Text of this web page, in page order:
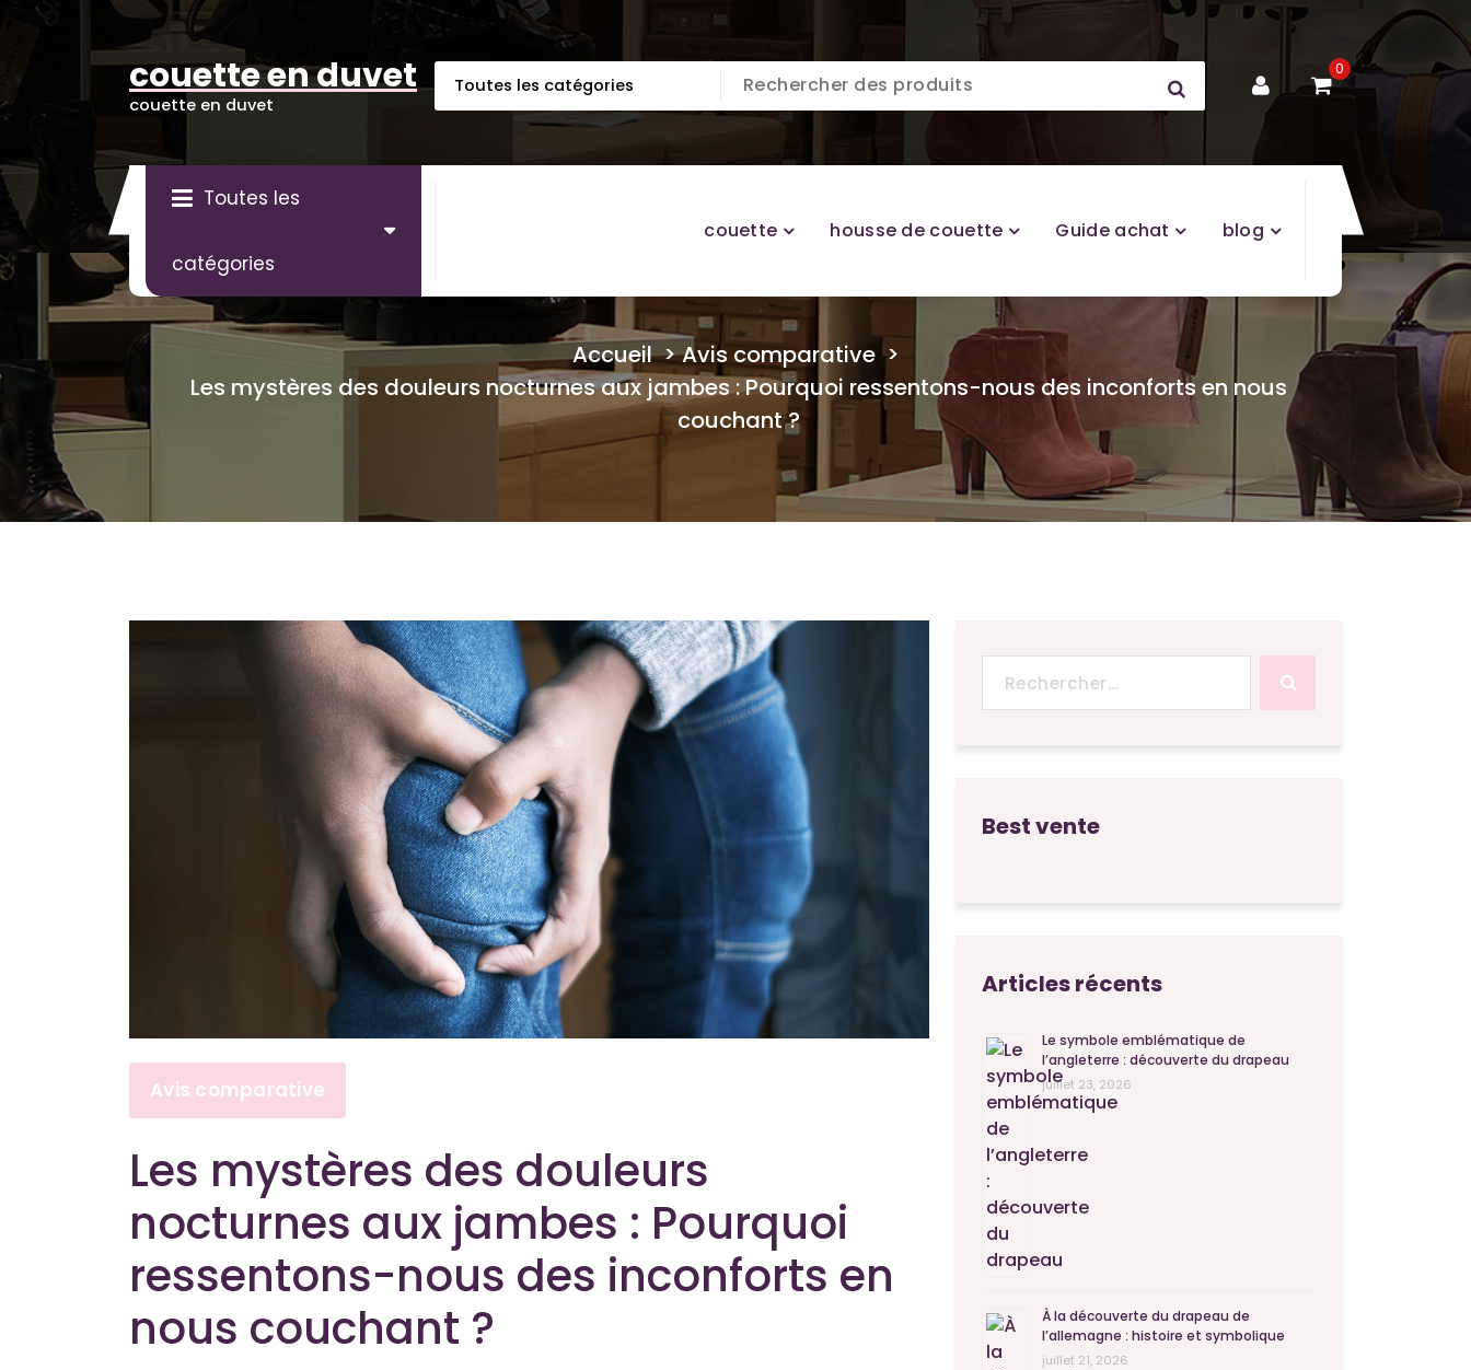
Aller
couette en duvet
couette en duvet
0
Toutes les
catégories
couette housse de couette Guide achat blog
Accueil>Avis comparative >
Les mystères des douleurs nocturnes aux jambes : Pourquoi ressentons-nous des inconforts en nous
couchant ?
Avis comparative
Les mystères des douleurs
nocturnes aux jambes : Pourquoi
ressentons-nous des inconforts en
nous couchant ?
pour :
Best vente
Articles récents
Le symbole emblématique de
l’angleterre : découverte du drapeau
juillet 23, 2026
À la découverte du drapeau de
l’allemagne : histoire et symbolique
juillet 21, 2026